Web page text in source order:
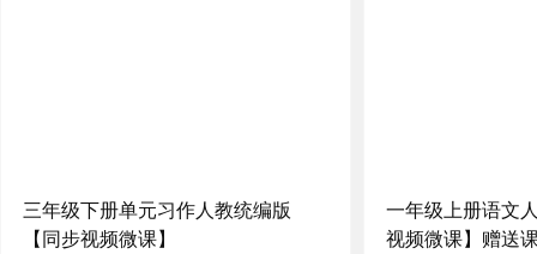
三年级下册单元习作人教统编版
【同步视频微课】
一年级上册语文
视频微课】赠送